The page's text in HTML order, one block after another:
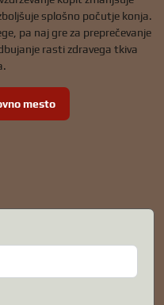
splošno počutje konja.
pa naj gre za preprečevanje
rasti zdravega tkiva
mesto